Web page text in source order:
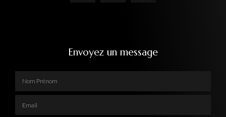
Envoyez un message